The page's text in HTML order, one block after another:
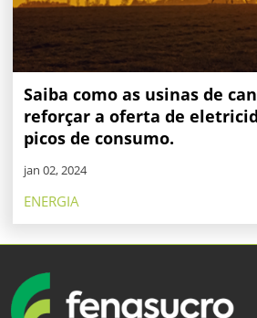
Saiba como as usinas de
reforçar a oferta de
picos de consumo.
jan 02, 2024
ENERGIA